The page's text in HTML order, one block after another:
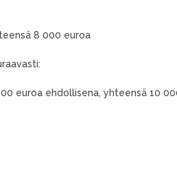
8 000 euroa
euroa ehdollisena, yhteensä 10